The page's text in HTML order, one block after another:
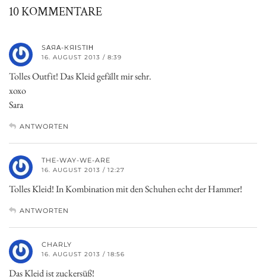
10 KOMMENTARE
ЅΑЯΑ-КЯΙЅТΙΗ
16. AUGUST 2013 / 8:39
Tolles Outfit! Das Kleid gefällt mir sehr.
xoxo
Sara
ANTWORTEN
THE-WAY-WE-ARE
16. AUGUST 2013 / 12:27
Tolles Kleid! In Kombination mit den Schuhen echt der Hammer!
ANTWORTEN
CHARLY
16. AUGUST 2013 / 18:56
Das Kleid ist zuckersüß!